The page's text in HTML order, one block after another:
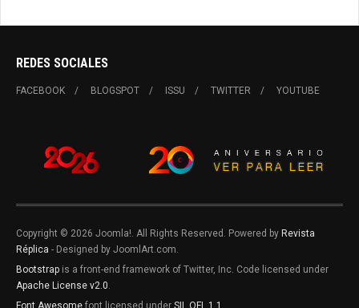
REDES SOCIALES
FACEBOOK BLOGSPOT ISSU TWITTER YOUTUBE
Copyright © 2026 Joomla!. All Rights Reserved. Powered by Revista
Réplica - Designed by JoomlArt.com.
Bootstrap is a front-end framework of Twitter, Inc. Code licensed under
Apache License v2.0.
Font Awesome font licensed under SIL OFL 1.1